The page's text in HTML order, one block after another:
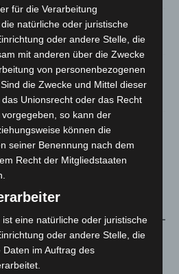
von „Archetyp Market“ erhoben
166 Trunkenheitsfahrten bei
2026: Französische Oper im
2.798
für die Verarbeitung
natürliche oder juristische
oder andere Stelle, die
mit anderen über die Zwecke
von personenbezogenen
die Zwecke und Mittel dieser
Unionsrecht oder das Recht
so kann der
können die
seiner Benennung nach dem
Recht der Mitgliedstaaten
eine natürliche oder juristische
oder andere Stelle, die
im Auftrag des